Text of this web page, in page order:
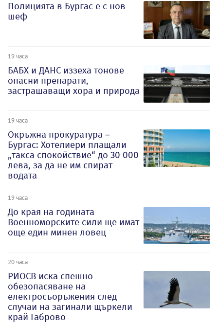
Полицията в Бургас е с нов
шеф
19 часа
БАБХ и ДАНС иззеха тонове
опасни препарати,
застрашаващи хора и природа
19 часа
Окръжна прокуратура –
Бургас: Хотелиери плащали
„такса спокойствие“ до 30 000
лева, за да не им спират
водата
19 часа
До края на годината
Военноморските сили ще имат
още един минен ловец
20 часа
РИОСВ иска спешно
обезопасяване на
електросъоръжения след
случаи на загинали щъркели
край Габрово